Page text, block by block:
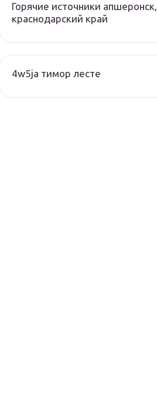
Горячие источники апшеронск,
краснодарский край
4w5ja тимор лесте